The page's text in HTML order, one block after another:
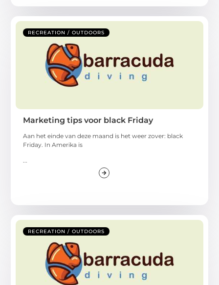
RECREATION / OUTDOORS
Marketing tips voor black Friday
Aan het einde van deze maand is het weer zover: black
Friday. In Amerika is
...
RECREATION / OUTDOORS